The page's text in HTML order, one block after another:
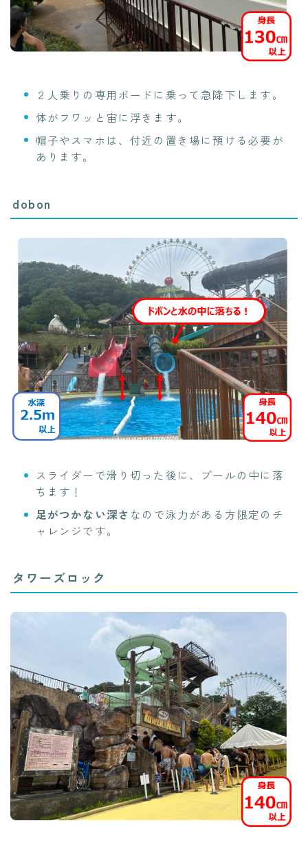
２人乗りの専用ボードに乗って急降下します。
体がフワッと宙に浮きます。
帽子やスマホは、付近の置き場に預ける必要が
あります。
dobon
スライダーで滑り切った後に、プールの中に落
ちます！
足がつかない深さ なので泳力がある方限定のチ
ャレンジです。
タワーズロック